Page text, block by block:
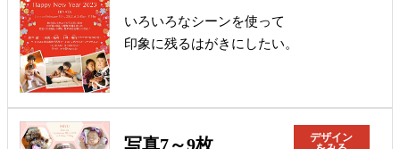
いろいろなシーンを使って
印象に残るはがきにしたい。
写真7～9枚
デザイン